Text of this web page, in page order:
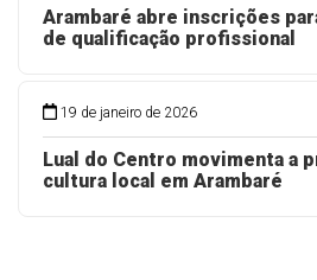
Arambaré abre inscrições
de qualificação profissional
19 de janeiro de 2026
Lual do Centro movimenta a
cultura local em Arambaré